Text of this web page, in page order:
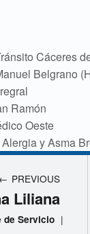
Cáceres
Belgrano
Ramón
Oeste
y Asma
PREVIOUS
Liliana
de Servicio |